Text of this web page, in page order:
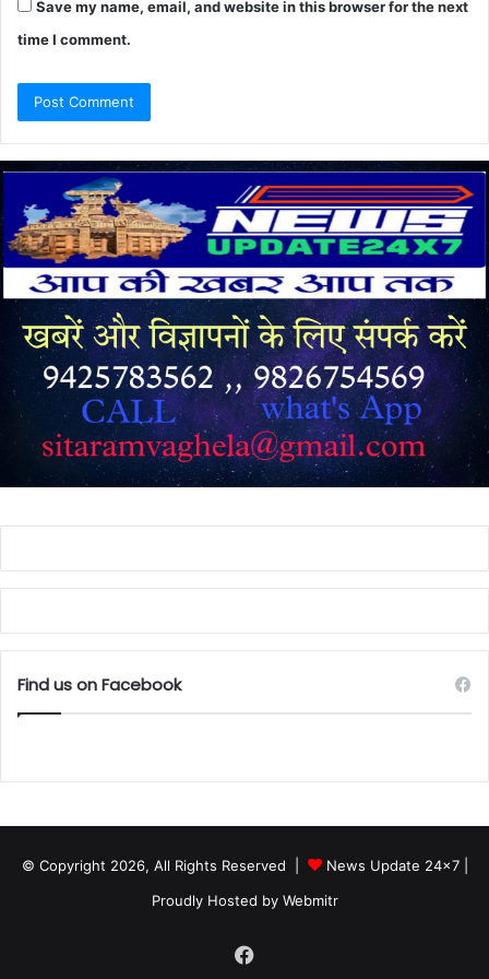
Save my name, email, and website in this browser for the next
time I comment.
Find us on Facebook
© Copyright 2026, All Rights Reserved | News Update 24x7|
Proudly Hosted by Webmitr
Facebook